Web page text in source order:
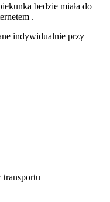
bedzie miała do
.
indywidualnie przy